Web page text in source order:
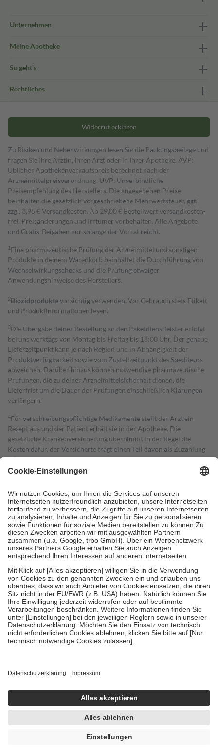
Unternehmen
Meine Apotheke
So geht's
Rechtliches
Widerruf erklären
Zu Risiken und Nebenwirkungen lesen Sie die Packungsbeilage und
fragen Sie Ihre Ärztin, Ihren Arzt oder in Ihrer Apotheke. AVP:
Üblicher Apothekenverkaufspreis berechnet nach der
Arzneimittelpreisverordnung. UVP: Unverbindliche
Preisempfehlung des Herstellers. Die angegebenen Preise
beinhalten die gesetzlich vorgeschriebene Mehrwertsteuer, ggf.
zzgl. 3,95 € Versandkosten. Ab 29,00 € Bestell­wert versand­kosten­
frei. Preisänderungen und Irrtümer vorbehalten. Alle Angebote
und Gratis-Beigaben nur solange der Vorrat reicht.
1 Eine pharmazeutische Prüfung der Arzneimittel und sonstigen
Produkte in deinem Warenkorb beinhaltet die Durchführung von
Wechselwirkungschecks und die Prüfung etwaiger
Anwendungshinweise des Herstellers.
2Biozidproduktevorsichtig verwenden. Vor Gebrauch stets Etikett
und Produktinformationen lesen.
3Die Übergabe deiner Bestellung an den Paketdienstleister erfolgt
bei uns werktags von Montag bis Freitag bis 18:00 Uhr. Der genaue
Lieferzeitpunkt kann je nach Region und in Abhängigkeit der
Produktverfügbarkeit sowie vom Zustellzeitpunkt des Spediteurs
abweichen. Darüber hinaus können notwendige pharmazeutische
Prüfungen, die zu deiner Arzneimittelsicherheit dienen, die
Lieferfrist um die Dauer der Prüfungen einschließlich Klärungen
verlängern.
4Für verschreibungspflichtige Medikamente stellt der Arzt ein
Rezept aus und der Patient erhält sie in der Apotheke. Die
gesetzliche Krankenversicherung übernimmt in der Regel die
Kosten dafür, der Versicherte trägt einen Teil davon als Zuzahlung
mit.
Grundsätzlich leisten Mitglieder Zuzahlungen in Höhe von zehn
höchstens zehn Euro.
Es sind jedoch nie mehr als die tatsächlichen
Kosten der Leistung zu entrichten.
Diese Regeln gelten grundsätzlich auch für Online-Apotheken.
Bei Heilmitteln und häuslicher Krankenpflege beträgt die
Zuzahlung zehn Prozent der Kosten sowie zehn Euro je
Verordnung.
Um das Engagement der Versicherten für ihre eigene Gesundheit zu
stärken und die besondere Stellung der Familie zu unterstützen,
fallenkeine Zuzahlungenan bei:
• Kindern und Jugendlichen bis zum vollendeten 18. Lebensjahr
mit Ausnahme der Fahrkosten
• Untersuchungen zur Vorsorge und Früherkennung, die von der
GKV getragen werden
• empfohlenen Schutzimpfungen
• Harn- und Blutteststreifen
getroffen, um sicherzustellen, dass es sich um echte Bewertungen
https://help.etrusted.com/hc/de/articles/4419944605341
Einige Bilder und Inhalte wurden unter Zuhilfenahme künstlicher